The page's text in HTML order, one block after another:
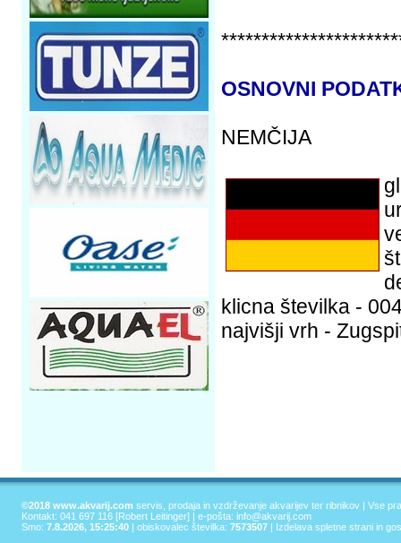
OSNOVNI
NEMČIJA
klicna številka -
najvišji vrh -
©2018 www.akvarij.com servis, prodaja in vzdrževanje akvarijev ter ribnikov | Vse
Kontakt: 041 697 116 [Robert Leitinger] | e-pošta: info@akvarij.com
Smo: 7.8.2026, 15:25:40 | obiskovalec številka: 7573507 | Izdelava spletne strani in